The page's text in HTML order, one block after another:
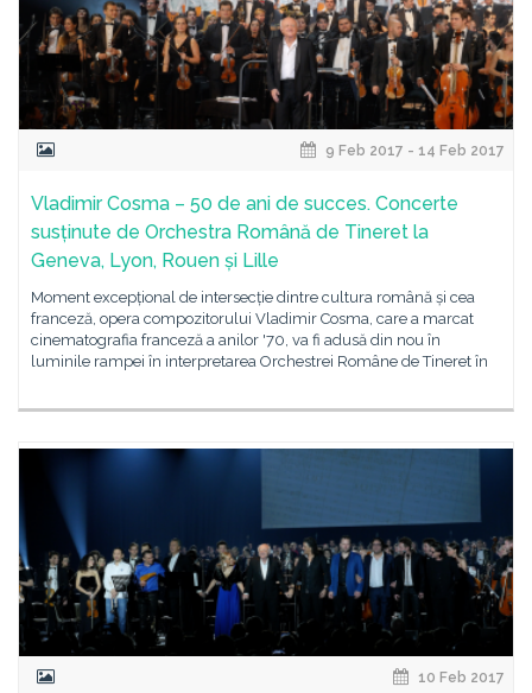
9 Feb 2017 - 14 Feb 2017
Vladimir Cosma – 50 de ani de succes. Concerte
susținute de Orchestra Română de Tineret la
Geneva, Lyon, Rouen și Lille
Moment excepțional de intersecție dintre cultura română și cea
franceză, opera compozitorului Vladimir Cosma, care a marcat
cinematografia franceză a anilor '70, va fi adusă din nou în
luminile rampei în interpretarea Orchestrei Române de Tineret în
10 Feb 2017